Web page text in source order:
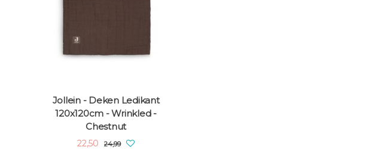
Jollein - Deken Ledikant
120x120cm - Wrinkled -
Chestnut
22,50 24,99